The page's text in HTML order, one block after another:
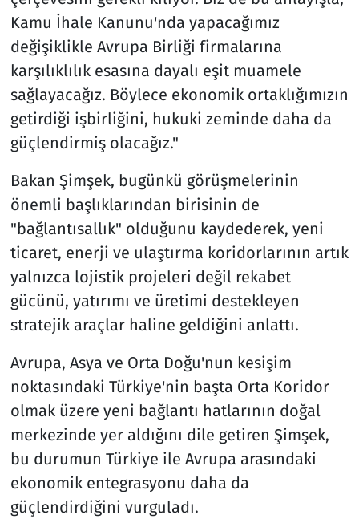
Kamu İhale Kanunu'nda yapacağımız
değişiklikle Avrupa Birliği firmalarına
karşılıklılık esasına dayalı eşit muamele
sağlayacağız. Böylece ekonomik ortaklığımızın
getirdiği işbirliğini, hukuki zeminde daha da
güçlendirmiş olacağız."
Bakan Şimşek, bugünkü görüşmelerinin
önemli başlıklarından birisinin de
"bağlantısallık" olduğunu kaydederek, yeni
ticaret, enerji ve ulaştırma koridorlarının artık
yalnızca lojistik projeleri değil rekabet
gücünü, yatırımı ve üretimi destekleyen
stratejik araçlar haline geldiğini anlattı.
Avrupa, Asya ve Orta Doğu'nun kesişim
noktasındaki Türkiye'nin başta Orta Koridor
olmak üzere yeni bağlantı hatlarının doğal
merkezinde yer aldığını dile getiren Şimşek,
bu durumun Türkiye ile Avrupa arasındaki
ekonomik entegrasyonu daha da
güçlendirdiğini vurguladı.